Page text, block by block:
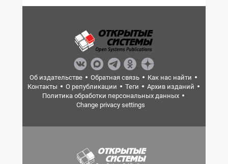
Об издательстве Обратная связь
Как нас найти
Контакты
О републикации Теги
Архив изданий
Политика обработки персональных данных
Change privacy settings